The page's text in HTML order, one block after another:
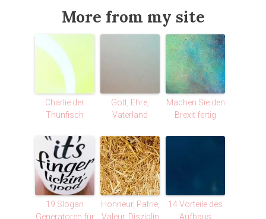
More from my site
Charlie der
Thunfisch
Gott, Ehre,
Vaterland
Machen Sie den
Brexit fertig
19 Slogan
Generatoren für
Honneur, Patrie,
Valeur, Disziplin
14 Vorteile des
Aufbaus